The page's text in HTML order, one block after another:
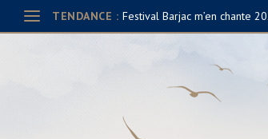
TENDANCE : Festival Barjac m’en chante